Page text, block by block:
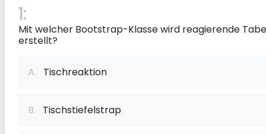
1:
Mit welcher Bootstrap-Klasse wird reagierende
erstellt?
A. Tischreaktion
B. Tischstiefelstrap